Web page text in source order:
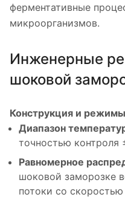
ферментативные
микроорганизмов.
Инженерные
шоковой
Конструкция и режимы
Диапазон
точностью контроля
Равномерное
шоковой заморозке
потоки со